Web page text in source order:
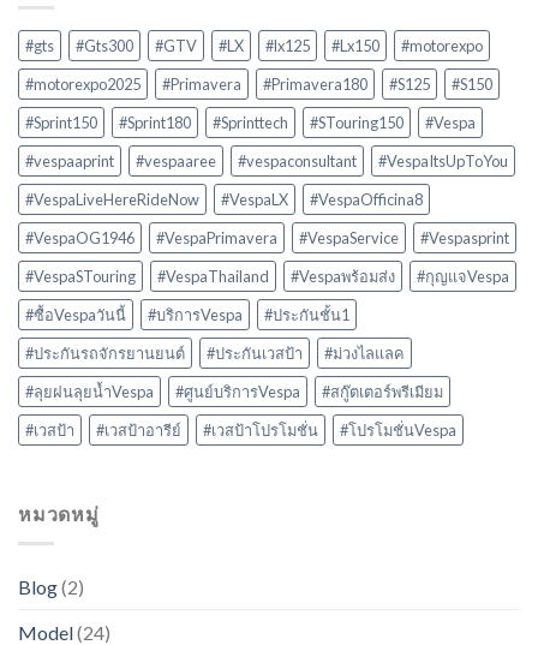
#gts #Gts300 #GTV #LX #lx125 #Lx150
#motorexpo
#motorexpo2025
#Primavera #Primavera180 #S125
#S150
#Sprint150
#Sprint180 #Sprinttech #STouring150
#Vespa
#vespaaprint
#vespaaree #vespaconsultant
#VespaItsUpToYou
#VespaLiveHereRideNow
#VespaLX
#VespaOfficina8
#VespaOG1946
#VespaPrimavera #VespaService
#Vespasprint
#VespaSTouring
#VespaThailand #Vespaพร้อมส่ง
#กุญแจVespa
#ซื้อVespaวันนี้
#บริการVespa
#ประกันชั้น1
#ประกันรถจักรยานยนต์
#ประกันเวสป้า
#ม่วงไลแลค
#ลุยฝนลุยน้ำVespa
#ศูนย์บริการVespa
#สกู๊ตเตอร์พรีเมียม
#เวสป้า
#เวสป้าอารีย์ #เวสป้าโปรโมชั่น #โปรโมชั่นVespa
หมวดหมู่
Blog(2)
Model(24)